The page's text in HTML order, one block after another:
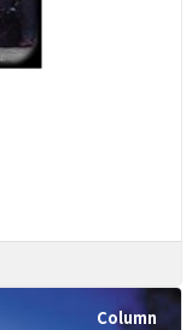
Column